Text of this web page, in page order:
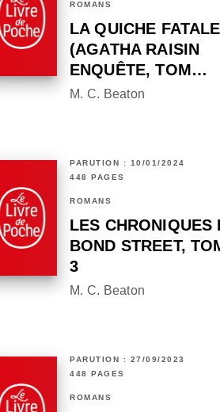
ROMANS
LA QUICHE FATALE
(AGATHA RAISIN
ENQUÊTE, TOM…
M. C. Beaton
PARUTION : 10/01/2024
448 PAGES
ROMANS
LES CHRONIQUES
BOND STREET,
3
M. C. Beaton
PARUTION : 27/09/2023
448 PAGES
ROMANS